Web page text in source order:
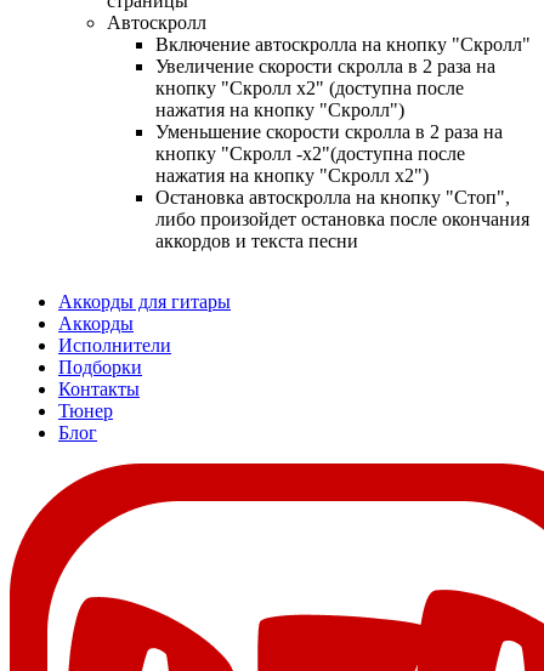
Автоскролл
Включение автоскролла на кнопку "Скролл"
Увеличение скорости скролла в 2 раза на
кнопку "Скролл x2" (доступна после
нажатия на кнопку "Скролл")
Уменьшение скорости скролла в 2 раза на
кнопку "Скролл -x2"(доступна после
нажатия на кнопку "Скролл x2")
Остановка автоскролла на кнопку "Стоп",
либо произойдет остановка после окончания
аккордов и текста песни
Аккорды для гитары
Аккорды
Исполнители
Подборки
Контакты
Тюнер
Блог